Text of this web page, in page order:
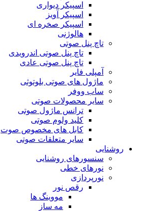
اسپیکر دیواری
اسپیکر آویز
اسپیکر صخره ای
هالوژنی
تاچ پنل صوتی
تاچ پنل صوتی اندرویدی
تاچ پنل صوتی عادی
آمپلی فایر
ماژول های صوتی بلوتوثی
ساب ووفر
سایر محصولات صوتی
ترانس ماژول صوتی
کلید ولوم صوتی
کابل های مخصوص صوت
سایر متعلقات صوتی
روشنایی
سنسورهای روشنایی
نورهای خطی
نورپردازی
رقص نور
مووینگ ها
مه ساز